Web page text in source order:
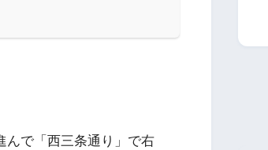
んで「西三条通り」で右